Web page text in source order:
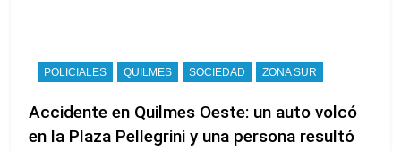
POLICIALES QUILMES SOCIEDAD ZONA SUR
Accidente en Quilmes Oeste: un auto volcó
en la Plaza Pellegrini y una persona resultó